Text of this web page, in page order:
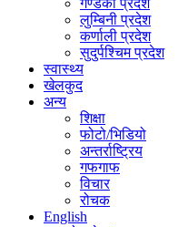
गण्डकी प्रदेश
लुम्बिनी प्रदेश
कर्णाली प्रदेश
सुदुर्पश्चिम प्रदेश
स्वास्थ्य
खेलकुद
अन्य
शिक्षा
फोटो/भिडियो
अन्तर्राष्ट्रिय
गफगाफ
विचार
रोचक
English